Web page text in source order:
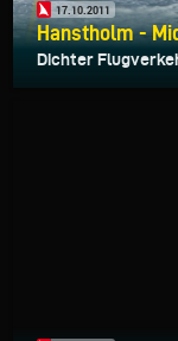
17.10.2011
Hanstholm -
Dichter